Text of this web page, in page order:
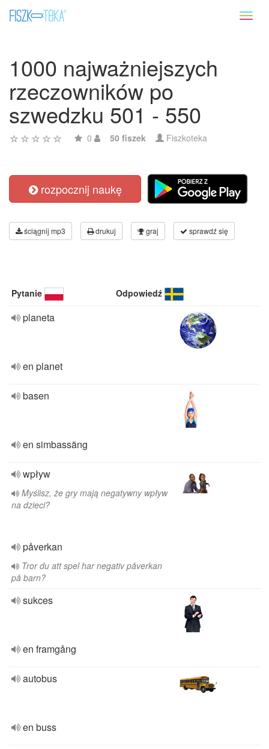
1000 najważniejszych
rzeczowników po
szwedzku 501 - 550
0 50 fiszek Fiszkoteka
rozpocznij naukę
ściągnij mp3 drukuj graj sprawdź się
Pytanie Odpowiedź
planeta
en planet
basen
en simbassäng
wpływ
Myślisz, że gry mają negatywny wpływ
na dzieci?
påverkan
Tror du att spel har negativ påverkan
på barn?
sukces
en framgång
autobus
en buss